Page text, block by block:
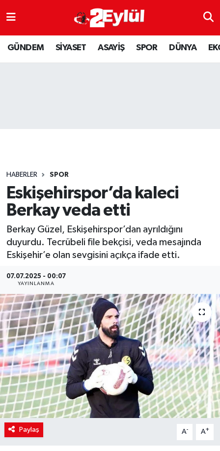
GÜNDEM SİYASET ASAYİŞ SPOR DÜNYA
HABERLER SPOR
Eskişehirspor’da kaleci
Berkay veda etti
Berkay Güzel, Eskişehirspor’dan ayrıldığını
duyurdu. Tecrübeli file bekçisi, veda mesajında
Eskişehir’e olan sevgisini açıkça ifade etti.
07.07.2025 - 00:07
YAYINLANMA
Paylaş A- A+
ASAYİŞ
DÜNYA
SPOR
YAŞAM
Nöbetçi Eczaneler
Hava Durumu
Son Dakika Haberleri
Haber Arşivi